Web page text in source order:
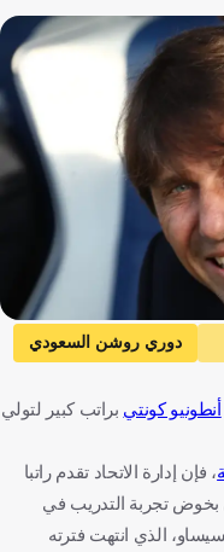
دوري روشن السعودي
أنطونيو كونتي براتب كبير لتولي
، فإن إدارة الاتحاد تقدم راتبا
كونتي بخوض تجربة التدريب في
الذي انتهت فترته